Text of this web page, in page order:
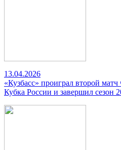
13.04.2026
«Кузбасс» проиграл второй
Кубка России и завершил сезон